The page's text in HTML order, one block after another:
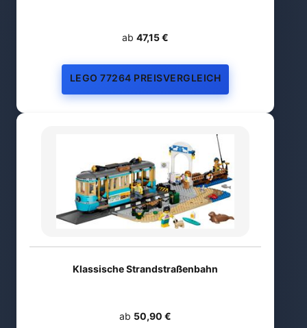
ab 47,15 €
LEGO 77264 PREISVERGLEICH
Klassische Strandstraßenbahn
ab 50,90 €